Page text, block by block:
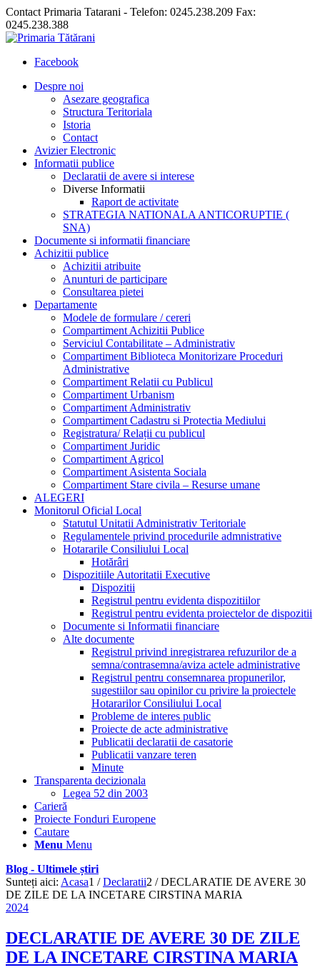
Contact Primaria Tatarani - Telefon: 0245.238.209 Fax:
0245.238.388
Facebook
Despre noi
Asezare geografica
Structura Teritoriala
Istoria
Contact
Avizier Electronic
Informatii publice
Declaratii de avere si interese
Diverse Informatii
Raport de activitate
STRATEGIA NATIONALA ANTICORUPTIE (
SNA)
Documente si informatii financiare
Achizitii publice
Achizitii atribuite
Anunturi de participare
Consultarea pietei
Departamente
Modele de formulare / cereri
Compartiment Achizitii Publice
Serviciul Contabilitate – Administrativ
Compartiment Biblioteca Monitorizare Proceduri
Administrative
Compartiment Relatii cu Publicul
Compartiment Urbanism
Compartiment Administrativ
Compartiment Cadastru si Protectia Mediului
Registratura/ Relații cu publicul
Compartiment Juridic
Compartiment Agricol
Compartiment Asistenta Sociala
Compartiment Stare civila – Resurse umane
ALEGERI
Monitorul Oficial Local
Statutul Unitatii Administrativ Teritoriale
Regulamentele privind procedurile admnistrative
Hotararile Consiliului Local
Hotărâri
Dispozitiile Autoritatii Executive
Dispozitii
Registrul pentru evidenta dispozitiilor
Registrul pentru evidenta proiectelor de dispozitii
Documente si Informatii financiare
Alte documente
Registrul privind inregistrarea refuzurilor de a
semna/contrasemna/aviza actele administrative
Registrul pentru consemnarea propunerilor,
sugestiilor sau opinilor cu privire la proiectele
Hotararilor Consiliului Local
Probleme de interes public
Proiecte de acte administrative
Publicatii declaratii de casatorie
Publicatii vanzare teren
Minute
Transparenta decizionala
Legea 52 din 2003
Carieră
Proiecte Fonduri Europene
Cautare
Menu Menu
Blog - Ultimele știri
Sunteți aici: Acasa1 / Declaratii2 / DECLARATIE DE AVERE 30
DE ZILE DE LA INCETARE CIRSTINA MARIA
2024
DECLARATIE DE AVERE 30 DE ZILE
DE LA INCETARE CIRSTINA MARIA